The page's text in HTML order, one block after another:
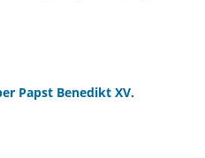
Papst Benedikt XV.